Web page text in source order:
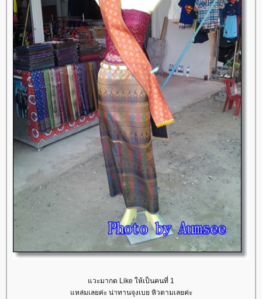
วะมากด Like ให้เป็นคนที่ 1
หล่มเลยค่ะ น่าทานจุงเบย หิวตามเลยค่ะ